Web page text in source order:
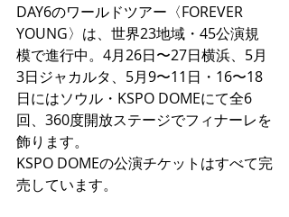
DAY6のワールドツアー〈FOREVER
YOUNG〉は、世界23地域・45公演規
模で進行中。4月26日〜27日横浜、5月
3日ジャカルタ、5月9〜11日・16〜18
日にはソウル・KSPO DOMEにて全6
回、360度開放ステージでフィナーレを
飾ります。
KSPO DOMEの公演チケットはすべて完
売しています。